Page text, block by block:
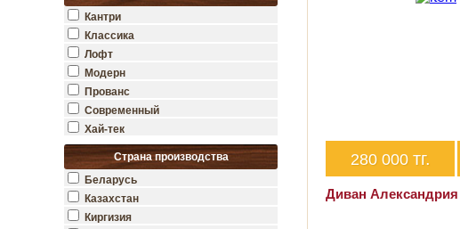
Кантри
Классика
Лофт
Модерн
Прованс
Современный
Хай-тек
Страна производства
Беларусь
Казахстан
Киргизия
280 000 тг.
Диван Александрия